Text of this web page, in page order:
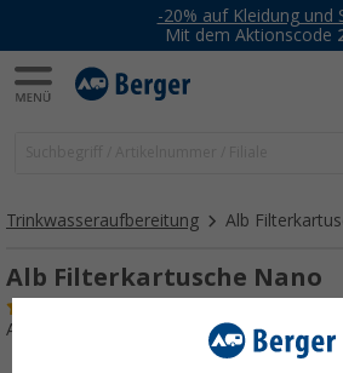
-20% auf Kleidung und
Mit dem Aktionscode
Trinkwasseraufbereitung Alb
Alb Filterkartusche Nano
Art.-Nr.: 286910